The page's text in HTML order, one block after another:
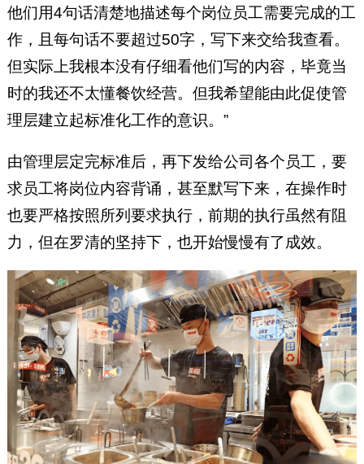
他们用4句话清楚地描述每个岗位员工需要完成的工
作，且每句话不要超过50字，写下来交给我查看。
但实际上我根本没有仔细看他们写的内容，毕竟当
时的我还不太懂餐饮经营。但我希望能由此促使管
理层建立起标准化工作的意识。”
由管理层定完标准后，再下发给公司各个员工，要
求员工将岗位内容背诵，甚至默写下来，在操作时
也要严格按照所列要求执行，前期的执行虽然有阻
力，但在罗清的坚持下，也开始慢慢有了成效。